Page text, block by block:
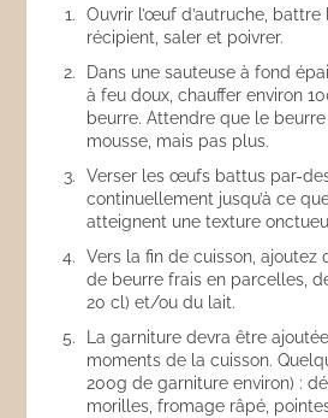
Ouvrir l’œuf d’autruche,
récipient, saler et poivrer.
Dans une sauteuse à fond
à feu doux, chauffer environ
beurre. Attendre que le
mousse, mais pas plus.
Verser les œufs battus par-
continuellement jusqu’à ce
atteignent une texture
Vers la fin de cuisson, ajoutez
de beurre frais en parcelles,
20 cl) et/ou du lait.
La garniture devra être
moments de la cuisson.
200g de garniture environ) :
morilles, fromage râpé,